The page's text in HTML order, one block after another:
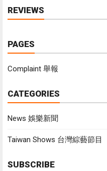
REVIEWS
PAGES
Complaint 舉報
CATEGORIES
News 娛樂新聞
Taiwan Shows 台灣綜藝節目
SUBSCRIBE